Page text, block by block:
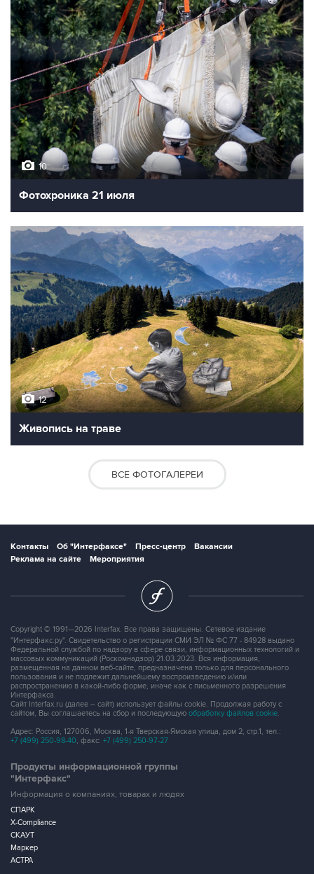
10
Фотохроника 21 июля
12
Живопись на траве
ВСЕ ФОТОГАЛЕРЕИ
Контакты Об "Интерфаксе" Пресс-центр
Вакансии
Реклама на сайте
Мероприятия
Copyright © 1991—2026 Interfax. Все права защищены. Сетевое издание
"Интерфакс.ру". Свидетельство о регистрации СМИ ЭЛ № ФС 77 - 84928 выдано
Федеральной службой по надзору в сфере связи, информационных технологий и
массовых коммуникаций (Роскомнадзор) 21.03.2023. Вся информация,
размещенная на данном веб-сайте, предназначена только для персонального
пользования и не подлежит дальнейшему воспроизведению и/или
распространению в какой-либо форме, иначе как с письменного разрешения
Интерфакса.
Сайт Interfax.ru (далее – сайт) использует файлы cookie. Продолжая работу с
сайтом, Вы соглашаетесь на сбор и последующую обработку файлов cookie.
Адрес: Россия, 127006, Москва, 1-я Тверская-Ямская улица, дом 2, стр.1, тел.:
+7 (499) 250-98-40, факс: +7 (499) 250-97-27
Продукты информационной группы
"Интерфакс"
Информация о компаниях, товарах и людях
СПАРК
X-Compliance
СКАУТ
Маркер
АСТРА